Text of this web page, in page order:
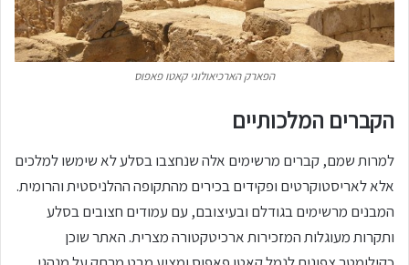
הפארק הארכיאולוגי קאטו פאפוס
הקברים המלכותיים
למרות שמם, קברים מרשימים אלה שנחצבו בסלע לא שימשו למלכים
אלא לאריסטוקרטים ופקידים בכירים מהתקופה ההלניסטית והרומית.
המבנים מרשימים בגודלם ובעיצובם, עם עמודים חצובים בסלע
ותקרות מעוגלות המזכירות ארכיטקטורה מצרית. האתר שוכן